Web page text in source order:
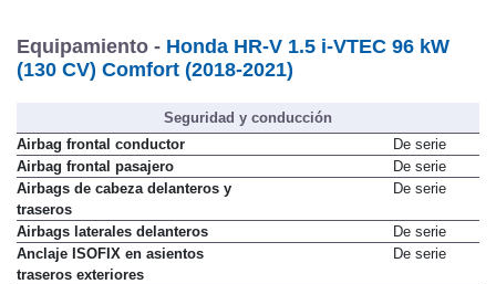
Equipamiento - Honda HR-V 1.5 i-VTEC 96 kW
(130 CV) Comfort (2018-2021)
Seguridad y conducción
Airbag frontal conductor
De serie
Airbag frontal pasajero
De serie
Airbags de cabeza delanteros y
traseros
De serie
Airbags laterales delanteros
De serie
Anclaje ISOFIX en asientos
traseros exteriores
De serie